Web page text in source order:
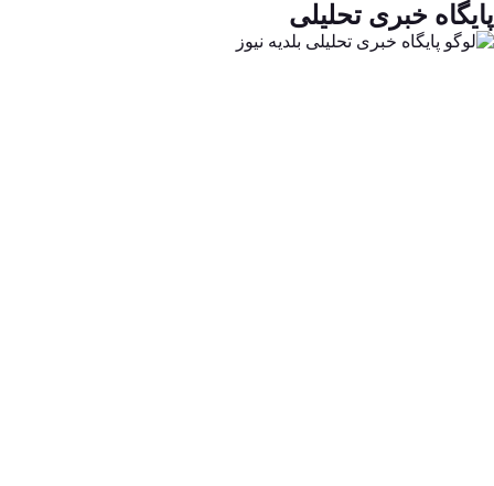
پایگاه خبری تحلیلی